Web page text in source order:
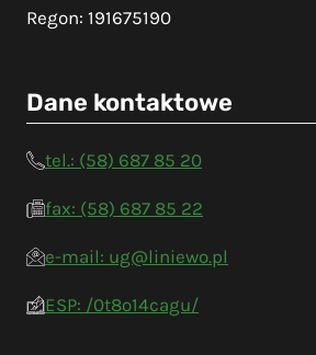
Regon: 191675190
Dane kontaktowe
tel.: (58) 687 85 20
fax: (58) 687 85 22
e-mail: ug@liniewo.pl
ESP: /0t8o14cagu/